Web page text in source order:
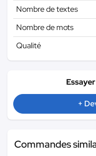
Nombre de textes
Nombre de mots
Qualité
+
Commandes